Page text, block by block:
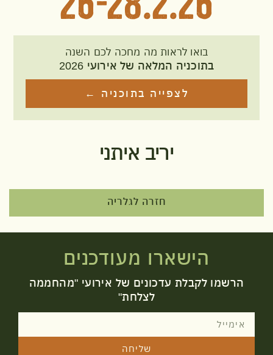
בואו לראות מה מחכה לכם השנה
בתוכניה המלאה של אירועי 2026
לצפייה בתוכניה ←
יריב איתני
חזרה לגלריה
הישארו מעודכנים
הרשמו לקבלת עדכונים של אירועי "מהחממה
לצלחת"
שליחה